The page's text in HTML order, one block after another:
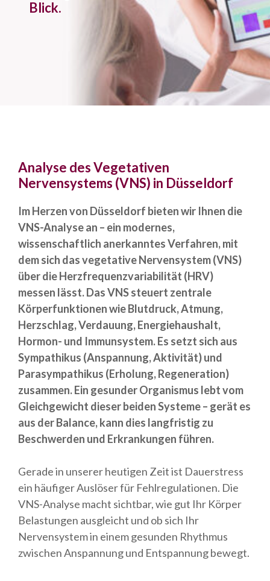
Blick.
Analyse des Vegetativen
Nervensystems (VNS) in Düsseldorf
Im Herzen von Düsseldorf bieten wir Ihnen die
VNS-Analyse an – ein modernes,
wissenschaftlich anerkanntes Verfahren, mit
dem sich das vegetative Nervensystem (VNS)
über die Herzfrequenzvariabilität (HRV)
messen lässt. Das VNS steuert zentrale
Körperfunktionen wie Blutdruck, Atmung,
Herzschlag, Verdauung, Energiehaushalt,
Hormon- und Immunsystem. Es setzt sich aus
Sympathikus (Anspannung, Aktivität) und
Parasympathikus (Erholung, Regeneration)
zusammen. Ein gesunder Organismus lebt vom
Gleichgewicht dieser beiden Systeme – gerät es
aus der Balance, kann dies langfristig zu
Beschwerden und Erkrankungen führen.
Gerade in unserer heutigen Zeit ist Dauerstress
ein häufiger Auslöser für Fehlregulationen. Die
VNS-Analyse macht sichtbar, wie gut Ihr Körper
Belastungen ausgleicht und ob sich Ihr
Nervensystem in einem gesunden Rhythmus
zwischen Anspannung und Entspannung bewegt.